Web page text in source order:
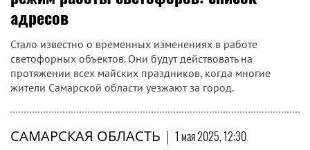
адресов
Стало известно о временных изменениях в работе
светофорных объектов. Они будут действовать на
протяжении всех майских праздников, когда многие
жители Самарской области уезжают за город.
САМАРСКАЯ ОБЛАСТЬ | 1 мая 2025, 12:30